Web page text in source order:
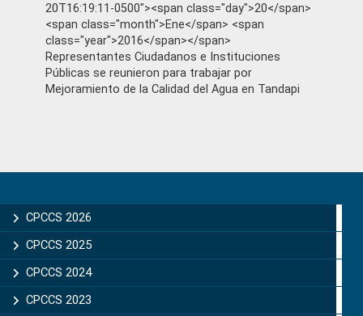
20T16:19:11-0500"><span class="day">20</span>
<span class="month">Ene</span> <span
class="year">2016</span></span>
Representantes Ciudadanos e Instituciones
Públicas se reunieron para trabajar por
Mejoramiento de la Calidad del Agua en Tandapi
Sidebar
CPCCS 2026
CPCCS 2025
CPCCS 2024
CPCCS 2023